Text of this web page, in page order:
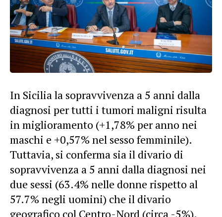
In Sicilia la sopravvivenza a 5 anni dalla
diagnosi per tutti i tumori maligni risulta
in miglioramento (+1,78% per anno nei
maschi e +0,57% nel sesso femminile).
Tuttavia, si conferma sia il divario di
sopravvivenza a 5 anni dalla diagnosi nei
due sessi (63.4% nelle donne rispetto al
57.7% negli uomini) che il divario
geografico col Centro-Nord (circa -5%).